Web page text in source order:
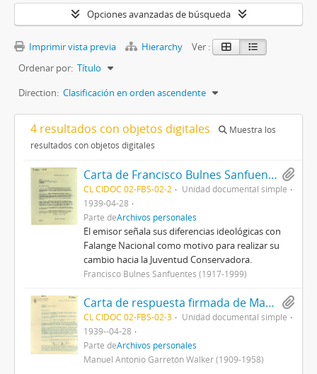
Opciones avanzadas de búsqueda
Imprimir vista previa Hierarchy
Ver :
Ordenar por: Título
Direction: Clasificación en orden ascendente
4 resultados con objetos digitales
Muestra los
resultados con objetos digitales
Carta de Francisco Bulnes Sanfuentes a Manuel A. Garretón con motivo de comunicar su renuncia a la Falange Nacional y consecuente adhesión al Movimiento Nacional de la Juventud Conservadora
CL CIDOC 02-FBS-02-2
Unidad documental simple
1939-04-28
Parte deArchivos personales
El emisor señala sus diferencias ideológicas con
Falange Nacional como motivo para realizar su
cambio hacia la Juventud Conservadora.
Francisco Bulnes Sanfuentes (1917-1999)
Carta de respuesta firmada de Manuel A. Garretón a Francisco Bulnes Sanfuentes con motivo de recepción de la renuncia de Bulnes a Falange Nacional
CL CIDOC 02-FBS-02-3
Unidad documental simple
1939--04-28
Parte deArchivos personales
Manuel Antonio Garretón Walker (1909-1958)